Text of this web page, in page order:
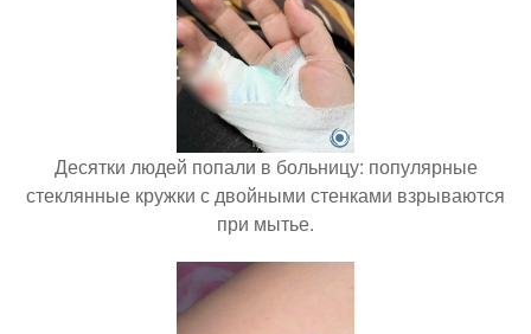
Десятки людей попали в больницу: популярные
стеклянные кружки с двойными стенками взрываются
при мытье.